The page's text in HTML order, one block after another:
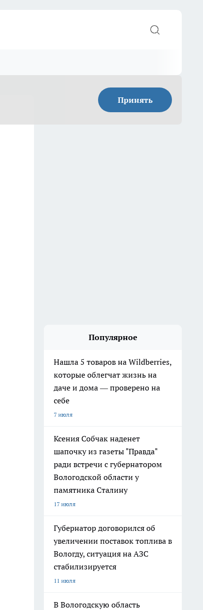
Принять
Популярное
Нашла 5 товаров на Wildberries,
которые облегчат жизнь на
даче и дома — проверено на
себе
7 июля
Ксения Собчак наденет
шапочку из газеты "Правда"
ради встречи с губернатором
Вологодской области у
памятника Сталину
17 июля
Губернатор договорился об
увеличении поставок топлива в
Вологду, ситуация на АЗС
стабилизируется
11 июля
В Вологодскую область